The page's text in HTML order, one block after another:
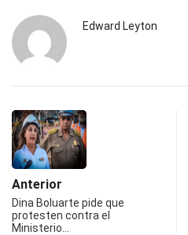
Edward Leyton
Anterior
Dina Boluarte pide que
protesten contra el
Ministerio…